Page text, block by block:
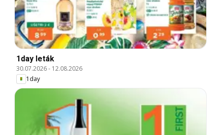
1day leták
30.07.2026- 12.08.2026
1day